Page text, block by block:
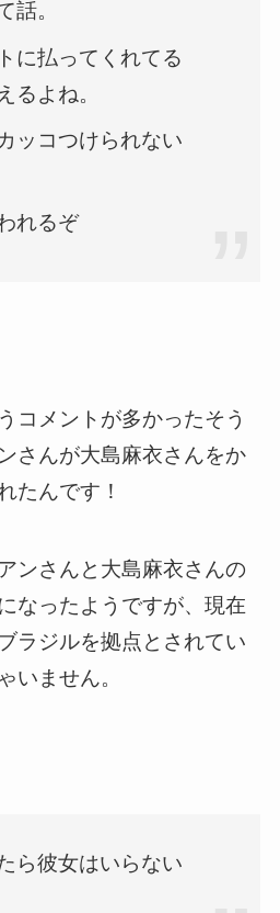
話。
に払ってくれてる
るよね。
ッコつけられない
れるぞ
コメントが多かったそう
さんが大島麻衣さんをか
たんです！
ンさんと大島麻衣さんの
なったようですが、現在
ラジルを拠点とされてい
いません。
ら彼女はいらない